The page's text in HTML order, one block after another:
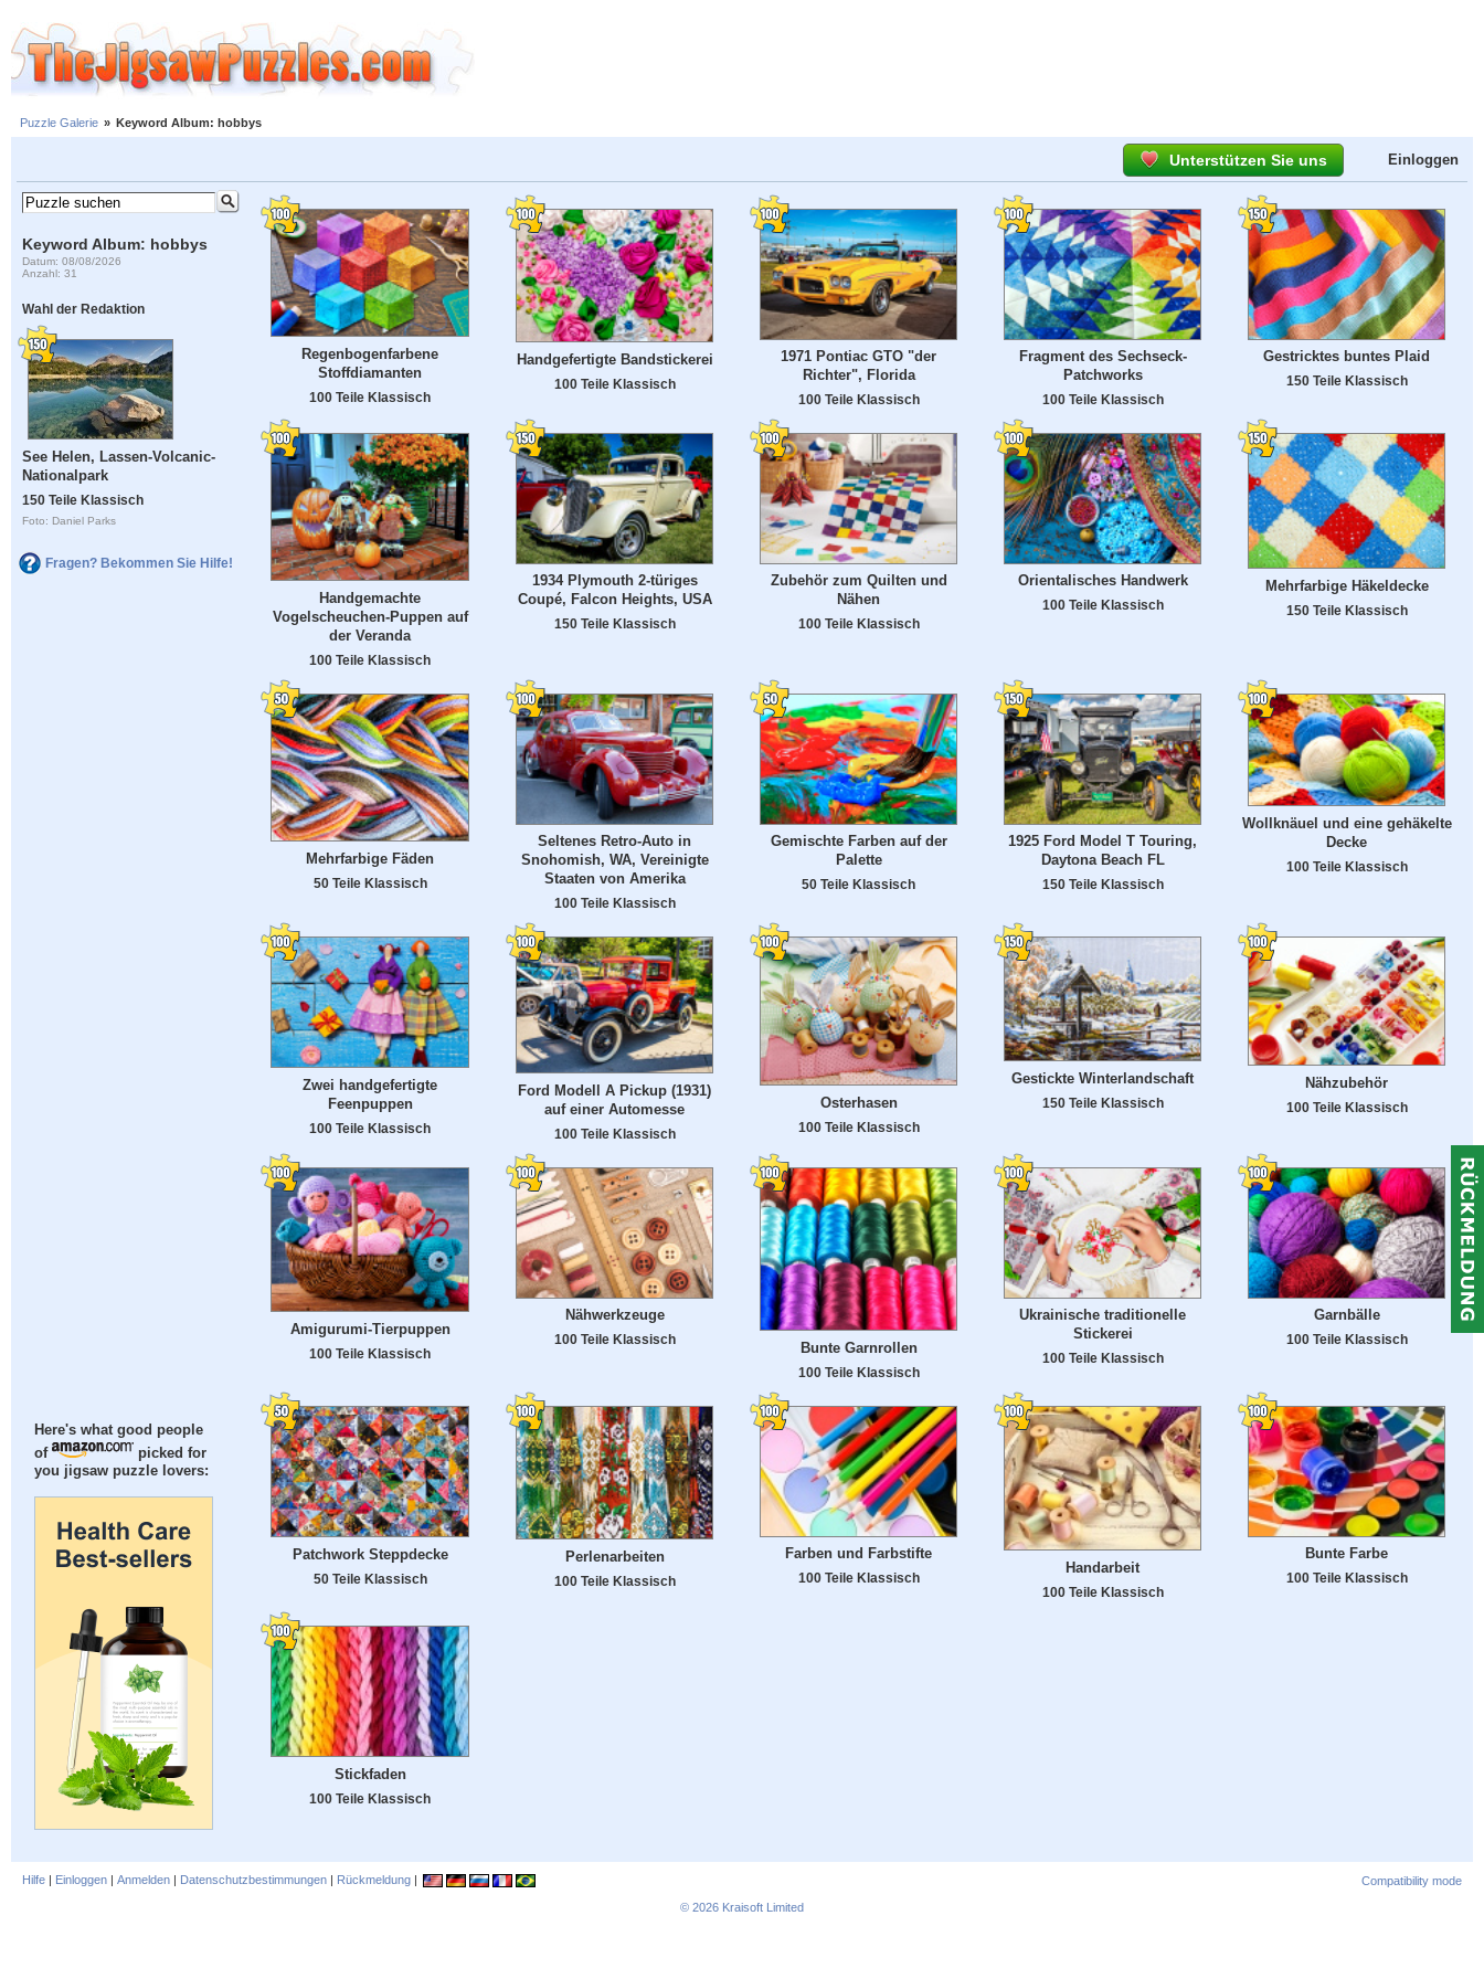
Puzzle Galerie » Keyword Album: hobbys
Unterstützen Sie uns Einloggen
Keyword Album: hobbys
Datum: 08/08/2026
Anzahl: 31
Wahl der Redaktion
See Helen, Lassen-Volcanic-
Nationalpark
150 Teile Klassisch
Foto: Daniel Parks
Fragen? Bekommen Sie Hilfe!
Here's what good people
of
picked for
you jigsaw puzzle lovers:
Regenbogenfarbene
Stoffdiamanten
100 Teile Klassisch
Handgefertigte Bandstickerei
100 Teile Klassisch
1971 Pontiac GTO "der
Richter", Florida
100 Teile Klassisch
Fragment des Sechseck-
Patchworks
100 Teile Klassisch
Gestricktes buntes Plaid
150 Teile Klassisch
Handgemachte
Vogelscheuchen-Puppen auf
der Veranda
100 Teile Klassisch
1934 Plymouth 2-türiges
Coupé, Falcon Heights, USA
150 Teile Klassisch
Zubehör zum Quilten und
Nähen
100 Teile Klassisch
Orientalisches Handwerk
100 Teile Klassisch
Mehrfarbige Häkeldecke
150 Teile Klassisch
Mehrfarbige Fäden
50 Teile Klassisch
Seltenes Retro-Auto in
Snohomish, WA, Vereinigte
Staaten von Amerika
100 Teile Klassisch
Gemischte Farben auf der
Palette
50 Teile Klassisch
1925 Ford Model T Touring,
Daytona Beach FL
150 Teile Klassisch
Wollknäuel und eine gehäkelte
Decke
100 Teile Klassisch
Zwei handgefertigte
Feenpuppen
100 Teile Klassisch
Ford Modell A Pickup (1931)
auf einer Automesse
100 Teile Klassisch
Osterhasen
100 Teile Klassisch
Gestickte Winterlandschaft
150 Teile Klassisch
Nähzubehör
100 Teile Klassisch
Amigurumi-Tierpuppen
100 Teile Klassisch
Nähwerkzeuge
100 Teile Klassisch
Bunte Garnrollen
100 Teile Klassisch
Ukrainische traditionelle
Stickerei
100 Teile Klassisch
Garnbälle
100 Teile Klassisch
Patchwork Steppdecke
50 Teile Klassisch
Perlenarbeiten
100 Teile Klassisch
Farben und Farbstifte
100 Teile Klassisch
Handarbeit
100 Teile Klassisch
Bunte Farbe
100 Teile Klassisch
Stickfaden
100 Teile Klassisch
Hilfe | Einloggen | Anmelden | Datenschutzbestimmungen | Rückmeldung |
Compatibility mode
© 2026 Kraisoft Limited